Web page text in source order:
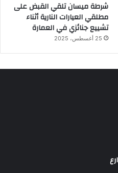
شرطة ميسان تلقي القبض على
مطلقي العيارات النارية أثناء
تشييع جنائزي في العمارة
25 أغسطس، 2025